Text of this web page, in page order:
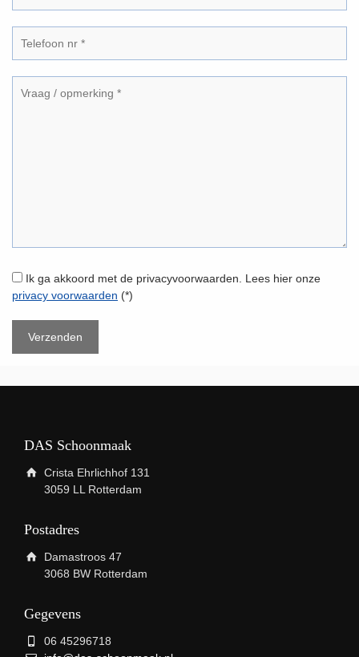
Ik ga akkoord met de privacyvoorwaarden.
Lees hier onze
privacy voorwaarden (*)
DAS Schoonmaak
Crista Ehrlichhof 131
3059 LL Rotterdam
Postadres
Damastroos 47
3068 BW Rotterdam
Gegevens
06 45296718